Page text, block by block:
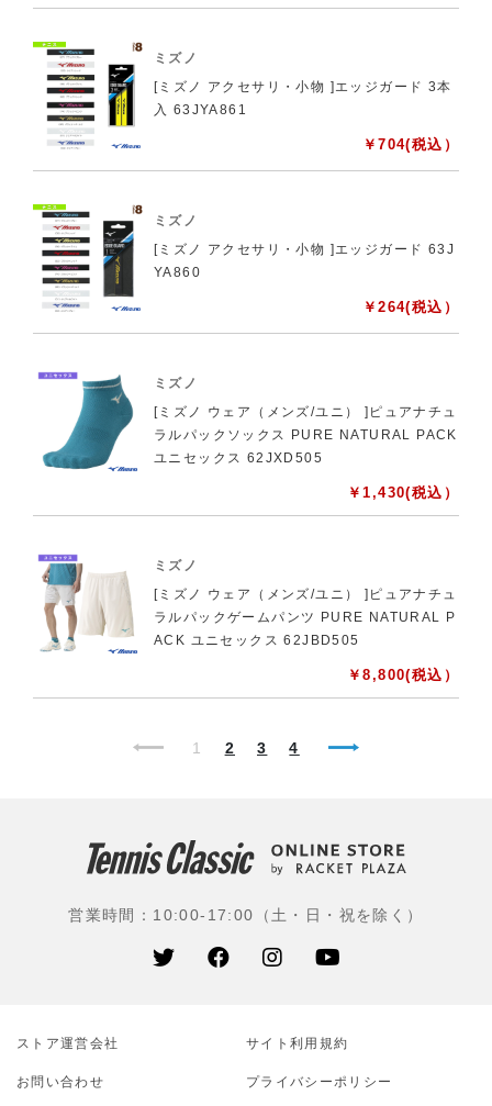
ミズノ
[ミズノ アクセサリ・小物 ]エッジガード 3本
入 63JYA861
￥704(税込）
ミズノ
[ミズノ アクセサリ・小物 ]エッジガード 63J
YA860
￥264(税込）
ミズノ
[ミズノ ウェア（メンズ/ユニ） ]ピュアナチュ
ラルパックソックス PURE NATURAL PACK
ユニセックス 62JXD505
￥1,430(税込）
ミズノ
[ミズノ ウェア（メンズ/ユニ） ]ピュアナチュ
ラルパックゲームパンツ PURE NATURAL P
ACK ユニセックス 62JBD505
￥8,800(税込）
1 2 3 4
営業時間：10:00-17:00（土・日・祝を除く）
ストア運営会社 サイト利⽤規約
お問い合わせ プライバシーポリシー